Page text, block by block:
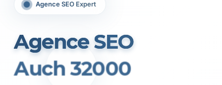
Agence SEO Expert
Agence SEO
Auch 32000